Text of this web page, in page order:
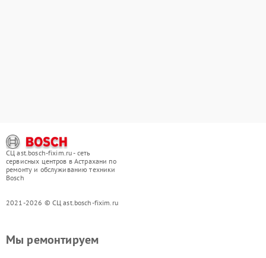
СЦ ast.bosch-fixim.ru - сеть
сервисных центров в Астрахани по
ремонту и обслуживанию техники
Bosch
2021-2026 © СЦ ast.bosch-fixim.ru
Мы ремонтируем